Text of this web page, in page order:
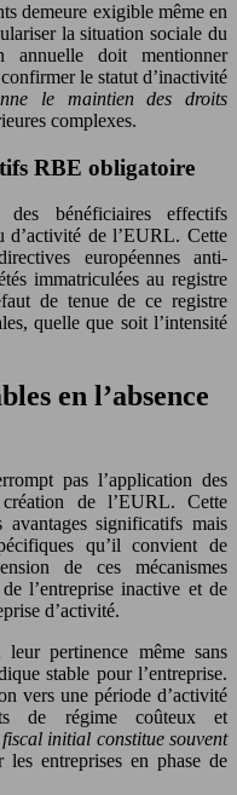
demeure exigible même en
la situation sociale du
annuelle doit mentionner
le statut d’inactivité
le maintien des droits
complexes.
RBE obligatoire
bénéficiaires effectifs
d’activité de l’EURL. Cette
européennes anti-
immatriculées au registre
de tenue de ce registre
quelle que soit l’intensité
en l’absence
pas l’application des
de l’EURL. Cette
avantages significatifs mais
qu’il convient de
de ces mécanismes
l’entreprise inactive et de
d’activité.
leur pertinence même sans
stable pour l’entreprise.
vers une période d’activité
de régime coûteux et
initial constitue souvent
les entreprises en phase de